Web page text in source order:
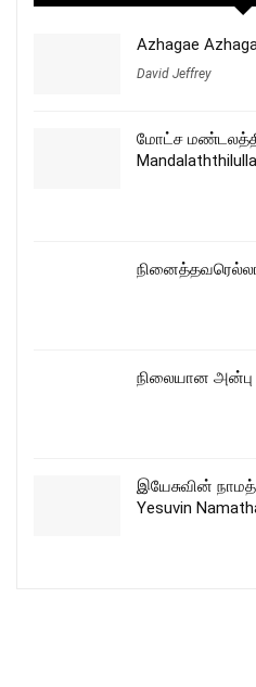
Azhagae
David Jeffrey
மோட்ச
Mandalaththilulla
நிலையான அன்பு
இயேசுவின்
Yesuvin